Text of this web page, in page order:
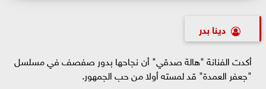
دينا بدر
أكدت الفنانة "هالة صدقي" أن نجاحها بدور صفصف في مسلسل
"جعفر العمدة" قد لمسته أولا من حب الجمهور.